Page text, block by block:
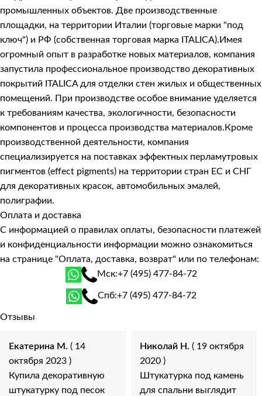
промышленных объектов. Две производственные
площадки, на территории Италии (торговые марки "под
ключ") и РФ (собственная торговая марка ITALICA).Имея
огромный опыт в разработке новых материалов, компания
запустила профессиональное производство декоративных
покрытий ITALICA для отделки стен жилых и общественных
помещений. При производстве особое внимание уделяется
к требованиям качества, экологичности, безопасности
компонентов и процесса производства материалов.Кроме
производственной деятельности, компания
специализируется на поставках эффектных перламутровых
пигментов (effect pigments) на территории стран ЕС и СНГ
для декоративных красок, автомобильных эмалей,
полиграфии.
Оплата и доставка
С информацией о правилах оплаты, безопасности платежей
и конфиденциальности информации можно ознакомиться
на странице "Оплата, доставка, возврат" или по телефонам:
Мск:+7 (495) 477-84-72
Спб:+7 (495) 477-84-72
Отзывы
Екатерина М. ( 14
октября 2023 )
Купила декоративную
штукатурку под песок
Николай Н. ( 19 октября
2020 )
Штукатурка под камень
для спальни выглядит